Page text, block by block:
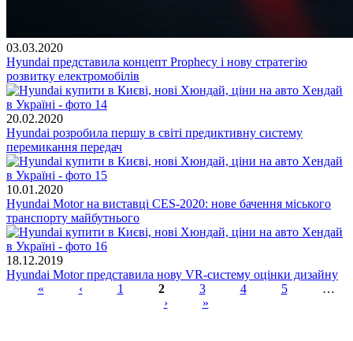
03.03.2020
Hyundai представила концепт Prophecy і нову стратегію
розвитку електромобілів
20.02.2020
Hyundai розробила першу в світі предиктивну систему
перемикання передач
10.01.2020
Hyundai Motor на виставці CES-2020: нове бачення міського
транспорту майбутнього
18.12.2019
Hyundai Motor представила нову VR-систему оцінки дизайну
« ‹ 1 2 3 4 5
…
›
»